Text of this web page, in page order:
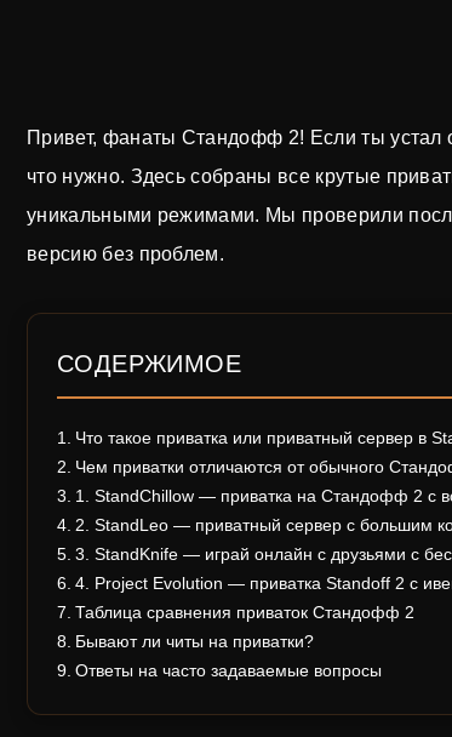
Привет, фанаты Стандофф 2! Если ты устал
что нужно. Здесь собраны все крутые
уникальными режимами. Мы проверили
версию без проблем.
СОДЕРЖИМОЕ
Что такое приватка или приватный сервер в
Чем приватки отличаются от обычного
1. StandChillow — приватка на Стандофф 2 с
2. StandLeo — приватный сервер с большим
3. StandKnife — играй онлайн с друзьями с
4. Project Evolution — приватка Standoff 2 с
Таблица сравнения приваток Стандофф 2
Бывают ли читы на приватки?
Ответы на часто задаваемые вопросы